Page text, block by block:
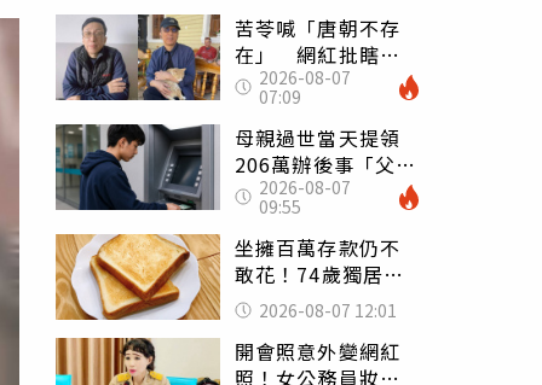
苦苓喊「唐朝不存
在」 網紅批瞎編
歷史：李白、杜甫
用鮮卑文寫詩？
2026-08-07
07:09
母親過世當天提領
206萬辦後事「父子
遭判刑」 律師：
搶錢先下手是罪
2026-08-07
09:55
坐擁百萬存款仍不
敢花！74歲獨居翁
「1餐只吃1片吐
司」 半年後暴瘦
嚇壞女兒
2026-08-07 12:01
開會照意外變網紅
照！女公務員妝容